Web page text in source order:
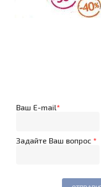
Ваш E-mail*
Задайте Ваш вопрос *